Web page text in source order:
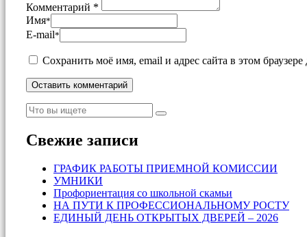
Комментарий *
Имя*
E-mail*
Сохранить моё имя, email и адрес сайта в этом
Свежие записи
ГРАФИК РАБОТЫ ПРИЕМНОЙ КОМИССИИ
УМНИКИ
Профориентация со школьной скамьи
НА ПУТИ К ПРОФЕССИОНАЛЬНОМУ РОСТУ
ЕДИНЫЙ ДЕНЬ ОТКРЫТЫХ ДВЕРЕЙ – 2026